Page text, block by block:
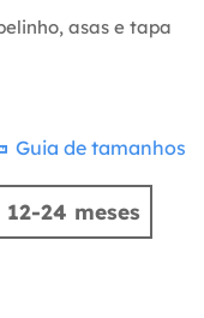
asas e tapa
Guia de tamanhos
12-24 meses